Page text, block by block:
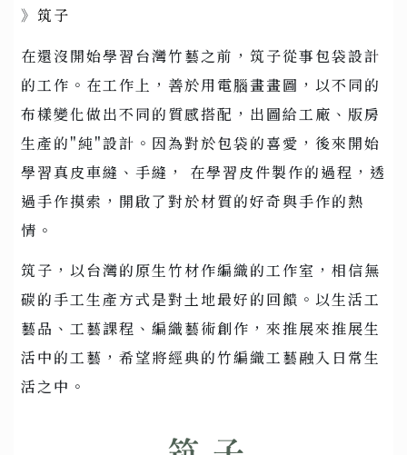
》 筑子
在還沒開始學習台灣竹藝之前，筑子從事包袋設計
的工作。在工作上，善於用電腦畫畫圖，以不同的
布樣變化做出不同的質感搭配，出圖給工廠、版房
生產的"純"設計。因為對於包袋的喜愛，後來開始
學習真皮車縫、手縫， 在學習皮件製作的過程，透
過手作摸索，開啟了對於材質的好奇與手作的熱
情。
筑子，以台灣的原生竹材作編織的工作室，相信無
碳的手工生產方式是對土地最好的回饋。以生活工
藝品、工藝課程、編織藝術創作，來推展來推展生
活中的工藝，希望將經典的竹編織工藝融入日常生
活之中。